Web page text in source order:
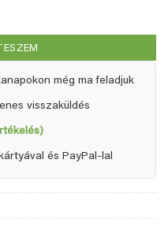
még ma feladjuk
visszaküldés
és PayPal-lal